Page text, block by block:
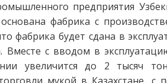
предприятия
фабрика с
фабрика будет сдана в
Вместе с вводом в
увеличится до 2 тысяч